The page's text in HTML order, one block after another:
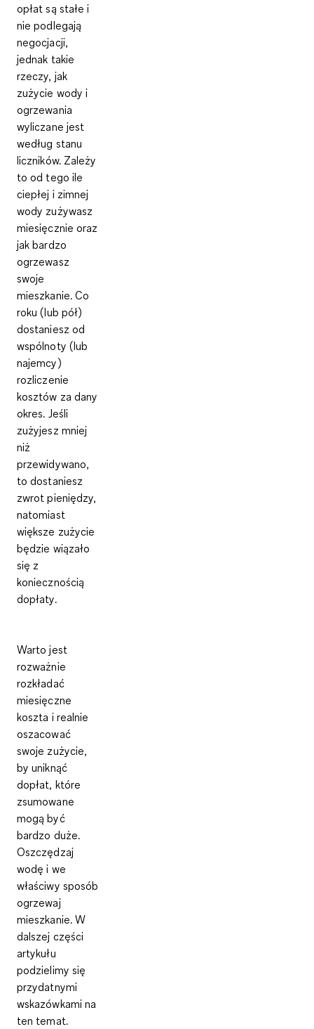
opłat są stałe i
nie podlegają
negocjacji,
jednak takie
rzeczy, jak
zużycie wody i
ogrzewania
wyliczane jest
według stanu
liczników. Zależy
to od tego ile
ciepłej i zimnej
wody zużywasz
miesięcznie oraz
jak bardzo
ogrzewasz
swoje
mieszkanie. Co
roku (lub pół)
dostaniesz od
wspólnoty (lub
najemcy)
rozliczenie
kosztów za dany
okres. Jeśli
zużyjesz mniej
niż
przewidywano,
to dostaniesz
zwrot pieniędzy,
natomiast
większe zużycie
będzie wiązało
się z
koniecznością
dopłaty.
Warto jest
rozważnie
rozkładać
miesięczne
koszta i realnie
oszacować
swoje zużycie,
byuniknąć
dopłat, które
zsumowane
mogą być
bardzo duże.
Oszczędzaj
wodę i we
właściwy sposób
ogrzewaj
mieszkanie. W
dalszej części
artykułu
podzielimy się
przydatnymi
wskazówkami na
ten temat.